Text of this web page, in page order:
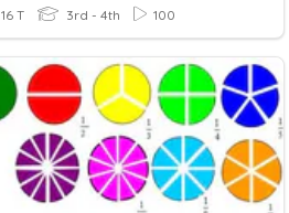
16 T 3rd - 4th 100